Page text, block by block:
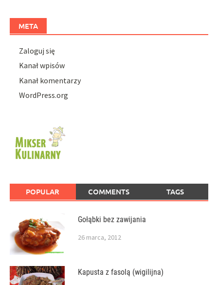
META
Zaloguj się
Kanał wpisów
Kanał komentarzy
WordPress.org
POPULAR COMMENTS TAGS
Gołąbki bez zawijania
26 marca, 2012
Kapusta z fasolą (wigilijna)